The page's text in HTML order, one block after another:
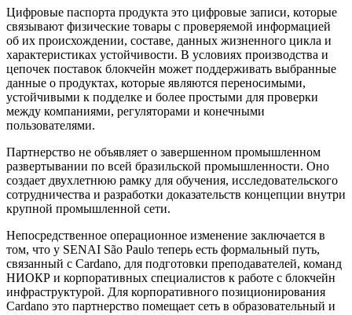
Цифровые паспорта продукта это цифровые записи, которые
связывают физические товары с проверяемой информацией
об их происхождении, составе, данных жизненного цикла и
характеристиках устойчивости. В условиях производства и
цепочек поставок блокчейн может поддерживать выбранные
данные о продуктах, которые являются переносимыми,
устойчивыми к подделке и более простыми для проверки
между компаниями, регуляторами и конечными
пользователями.
Партнерство не объявляет о завершенном промышленном
развертывании по всей бразильской промышленности. Оно
создает двухлетнюю рамку для обучения, исследовательского
сотрудничества и разработки доказательств концепции внутри
крупной промышленной сети.
Непосредственное операционное изменение заключается в
том, что у SENAI São Paulo теперь есть формальный путь,
связанный с Cardano, для подготовки преподавателей, команд
НИОКР и корпоративных специалистов к работе с блокчейн
инфраструктурой. Для корпоративного позиционирования
Cardano это партнерство помещает сеть в образовательный и